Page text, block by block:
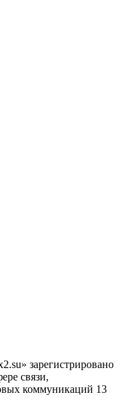
зарегистрировано
связи,
коммуникаций 13